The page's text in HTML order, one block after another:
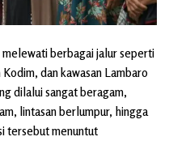
berbagai jalur seperti
dan kawasan Lambaro
dilalui sangat beragam,
lintasan berlumpur, hingga
tersebut menuntut